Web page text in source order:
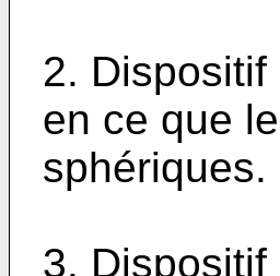
2.
en ce que
sphériques.
3.